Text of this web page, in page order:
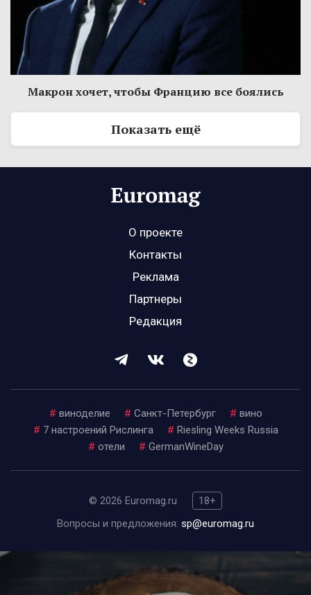
Макрон хочет, чтобы Францию все боялись
Показать ещё
О проекте
Контакты
Реклама
Партнеры
Редакция
# виноделие # Санкт-Петербург # вино
# 7 настроений Рислинга # Riesling Weeks Russia
# отели # GermanWineDay
© 2026 Euromag.ru
18+
Вопросы и предложения: sp@euromag.ru